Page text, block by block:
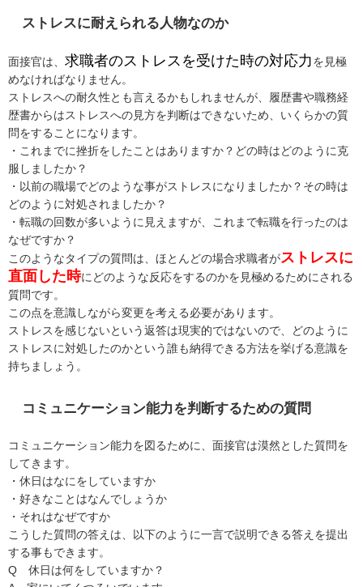
ストレスに耐えられる人物なのか
面接官は、 求職者のストレスを受けた時の対応力 を見極
めなければなりません。
ストレスへの耐久性とも言えるかもしれませんが、履歴書や職務経
歴書からはストレスへの見方を判断はできないため、いくらかの質
問をすることになります。
・これまでに挫折をしたことはありますか？どの時はどのように克
服しましたか？
・以前の職場でどのような事がストレスになりましたか？その時は
どのように対処されましたか？
・転職の回数が多いように見えますが、これまで転職を行ったのは
なぜですか？
このようなタイプの質問は、ほとんどの場合求職者が ストレスに
直面した時にどのような反応をするのかを見極めるためにされる
質問です。
この点を意識しながら変更を考える必要があります。
ストレスを感じないという返答は現実的ではないので、どのように
ストレスに対処したのかという誰も納得できる方法を挙げる意識を
持ちましょう。
コミュニケーション能力を判断するための質問
コミュニケーション能力を図るために、面接官は漠然とした質問を
してきます。
・休日はなにをしていますか
・好きなことはなんでしょうか
・それはなぜですか
こうした質問の答えは、以下のように一言で説明できる答えを提出
する事もできます。
Q 休日は何をしていますか？